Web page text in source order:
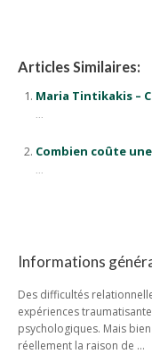
Articles Similaires:
Maria Tintikakis –
...
Combien coûte
...
Informations
Des difficultés
expériences
psychologiques. Mais
réellement la raison de …